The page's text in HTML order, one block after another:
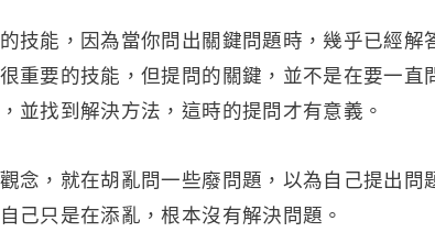
技能，因為當你問出關鍵問題時，幾乎已經解
重要的技能，但提問的關鍵，並不是在要一直
並找到解決方法，這時的提問才有意義。
念，就在胡亂問一些廢問題，以為自己提出問
己只是在添亂，根本沒有解決問題。